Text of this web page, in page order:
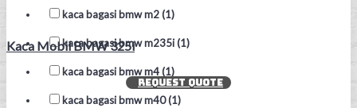
kaca bagasi bmw m2 (1)
kaca bagasi bmw m235i (1)
kaca bagasi bmw m4 (1)
kaca bagasi bmw m40 (1)
Kaca Mobil BMW 325i
REQUEST QUOTE